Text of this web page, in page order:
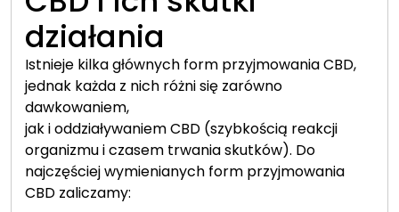
działania
Istnieje kilka głównych form przyjmowania CBD,
jednak każda z nich różni się zarówno
dawkowaniem,
jak i oddziaływaniem CBD (szybkością reakcji
organizmu i czasem trwania skutków). Do
najczęściej wymienianych form przyjmowania
CBD zaliczamy: